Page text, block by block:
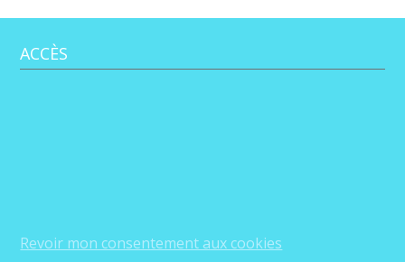
ACCÈS
Revoir mon consentement aux cookies